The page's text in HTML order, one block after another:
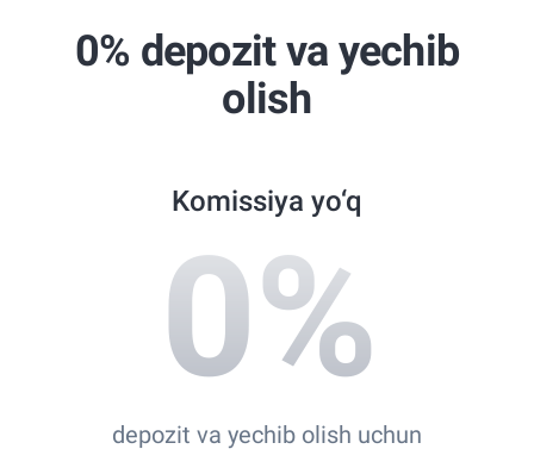
Best Copy Trading Platform
Global Brands Magazine Awards 2023
0% depozit va yechib
olish
Komissiya yo‘q
0%
depozit va yechib olish uchun